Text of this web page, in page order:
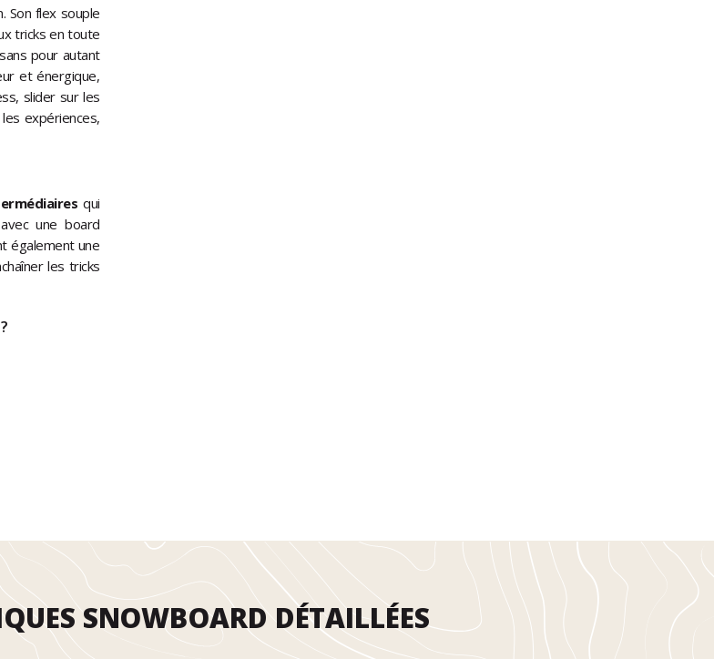
Son flex souple
tricks en toute
pour autant
et énergique,
slider sur les
expériences,
qui
une board
également une
les tricks
SNOWBOARD DÉTAILLÉES